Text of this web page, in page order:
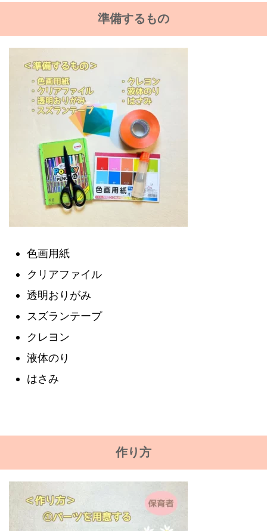
準備するもの
色画用紙
クリアファイル
透明おりがみ
スズランテープ
クレヨン
液体のり
はさみ
作り方